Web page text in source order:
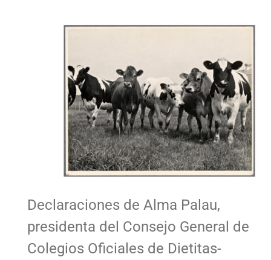
Declaraciones de Alma Palau,
presidenta del Consejo General de
Colegios Oficiales de Dietitas-